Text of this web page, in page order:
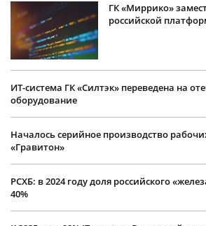
ГК «Миррико»
российской
ИТ-система ГК «Силтэк» переведена на
оборудование
Началось серийное производство
«Гравитон»
РСХБ: в 2024 году доля российского
40%